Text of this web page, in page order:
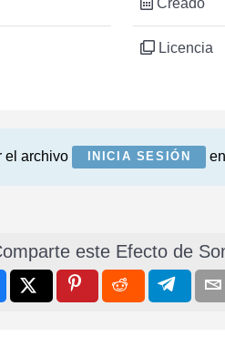
Licencia
el archivo INICIA SESIÓN
este Efecto de